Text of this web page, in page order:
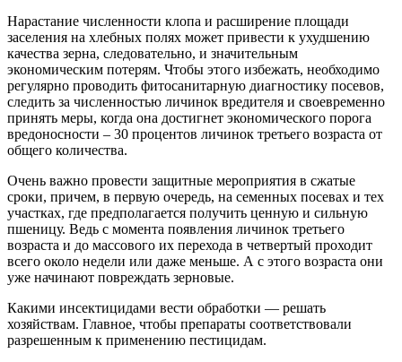
Нарастание численности клопа и расширение площади
заселения на хлебных полях может привести к ухудшению
качества зерна, следовательно, и значительным
экономическим потерям. Чтобы этого избежать, необходимо
регулярно проводить фитосанитарную диагностику посевов,
следить за численностью личинок вредителя и своевременно
принять меры, когда она достигнет экономического порога
вредоносности – 30 процентов личинок третьего возраста от
общего количества.
Очень важно провести защитные мероприятия в сжатые
сроки, причем, в первую очередь, на семенных посевах и тех
участках, где предполагается получить ценную и сильную
пшеницу. Ведь с момента появления личинок третьего
возраста и до массового их перехода в четвертый проходит
всего около недели или даже меньше. А с этого возраста они
уже начинают повреждать зерновые.
Какими инсектицидами вести обработки — решать
хозяйствам. Главное, чтобы препараты соответствовали
разрешенным к применению пестицидам.